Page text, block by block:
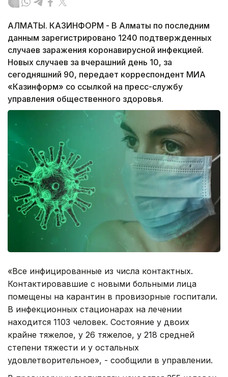
АЛМАТЫ. КАЗИНФОРМ - В Алматы по последним
данным зарегистрировано 1240 подтвержденных
случаев заражения коронавирусной инфекцией.
Новых случаев за вчерашний день 10, за
сегодняшний 90, передает корреспондент МИА
«Казинформ» со ссылкой на пресс-службу
управления общественного здоровья.
«Все инфицированные из числа контактных.
Контактировавшие с новыми больными лица
помещены на карантин в провизорные госпитали.
В инфекционных стационарах на лечении
находится 1103 человек. Состояние у двоих
крайне тяжелое, у 26 тяжелое, у 218 средней
степени тяжести и у остальных
удовлетворительное», - сообщили в управлении.